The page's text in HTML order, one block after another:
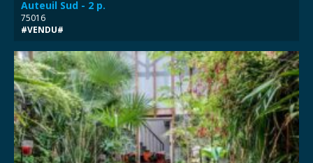
Auteuil Sud - 2 p.
75016
#VENDU#